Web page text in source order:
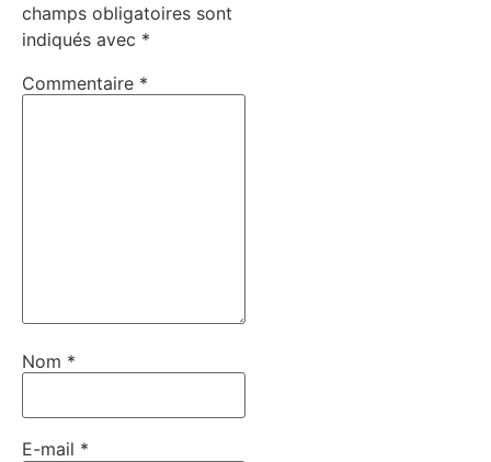
champs obligatoires sont
indiqués avec *
Commentaire *
Nom *
E-mail *